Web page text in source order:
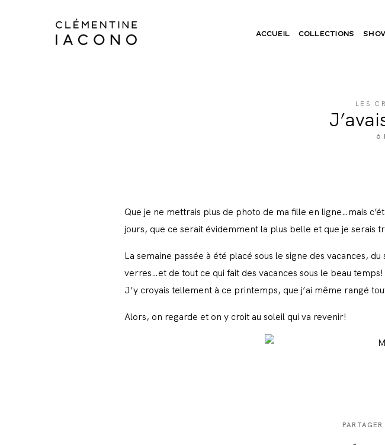
ACCUEIL COLLECTIONS
LES
6
Que je ne mettrais plus de photo de ma fille en ligne…mais
jours, que ce serait évidemment la plus belle et que je serais
La semaine passée à été placé sous le signe des vacances,
verres…et de tout ce qui fait des vacances sous le beau temps!
J’y croyais tellement à ce printemps, que j’ai même rangé
Alors, on regarde et on y croit au soleil qui va revenir!